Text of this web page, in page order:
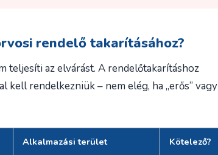
rendelő takarításához?
teljesíti az elvárást. A rendelőtakarításhoz
rendelkezniük – nem elég, ha „erős” vagy
Alkalmazási terület Kötelező?